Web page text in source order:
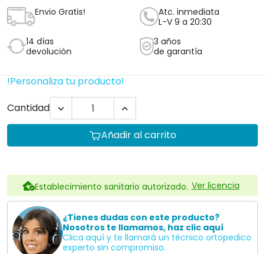
Envio Gratis!
Atc. inmediata
L-V 9 a 20:30
14 días
devolución
3 años
de garantía
!Personaliza tu producto!
Cantidad
 
Añadir al carrito
Establecimiento sanitario autorizado. Ver licencia
¿Tienes dudas con este producto?
Nosotros te llamamos, haz clic aquí
Clica aquí y te llamará un técnico ortopedico
experto sin compromiso.